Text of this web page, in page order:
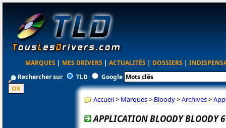
MARQUES | MES DRIVERS | ACTUALITÉS | DOSSIERS |
Rechercher sur
TLD Google
Accueil> Marques> Bloody>Archives>
APPLICATION BLOODY BLOODY